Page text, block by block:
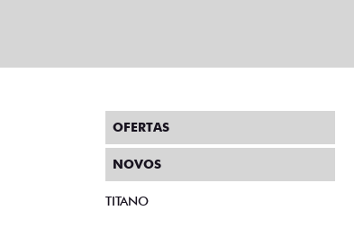
OFERTAS
NOVOS
TITANO